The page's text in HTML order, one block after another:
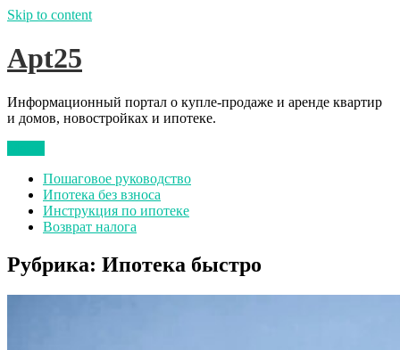
Skip to content
Apt25
Информационный портал о купле-продаже и аренде квартир
и домов, новостройках и ипотеке.
Пошаговое руководство
Ипотека без взноса
Инструкция по ипотеке
Возврат налога
Рубрика: Ипотека быстро